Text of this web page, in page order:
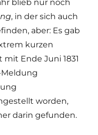
blieb nur noch
, in der sich auch
aber: Es gab
kurzen
Ende Juni 1831
worden,
darin gefunden.